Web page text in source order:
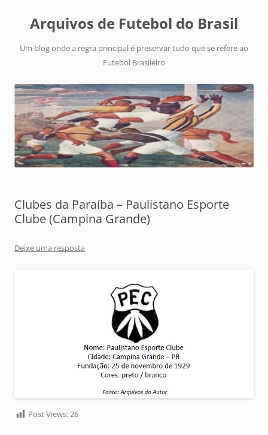
Arquivos de Futebol do Brasil
Um blog onde a regra principal é preservar tudo que se refere ao
Futebol Brasileiro
Clubes da Paraíba – Paulistano Esporte
Clube (Campina Grande)
Deixe uma resposta
Post Views:26